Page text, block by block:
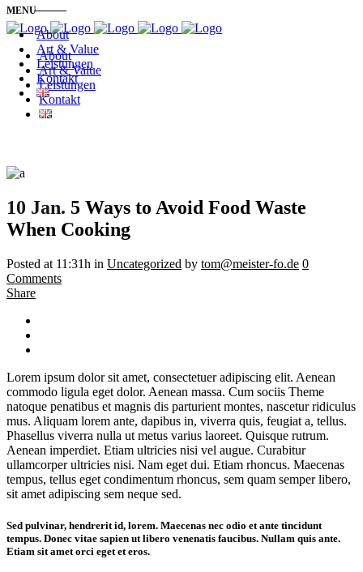
MENU
About
Art & Value
Leistungen
Kontakt
About
Art & Value
Leistungen
Kontakt
10 Jan. 5 Ways to Avoid Food Waste
When Cooking
Posted at 11:31h in Uncategorized by tom@meister-fo.de 0
Comments
Share
Lorem ipsum dolor sit amet, consectetuer adipiscing elit. Aenean
commodo ligula eget dolor. Aenean massa. Cum sociis Theme
natoque penatibus et magnis dis parturient montes, nascetur ridiculus
mus. Aliquam lorem ante, dapibus in, viverra quis, feugiat a, tellus.
Phasellus viverra nulla ut metus varius laoreet. Quisque rutrum.
Aenean imperdiet. Etiam ultricies nisi vel augue. Curabitur
ullamcorper ultricies nisi. Nam eget dui. Etiam rhoncus. Maecenas
tempus, tellus eget condimentum rhoncus, sem quam semper libero,
sit amet adipiscing sem neque sed.
Sed pulvinar, hendrerit id, lorem. Maecenas nec odio et ante tincidunt
tempus. Donec vitae sapien ut libero venenatis faucibus. Nullam quis ante.
Etiam sit amet orci eget et eros.